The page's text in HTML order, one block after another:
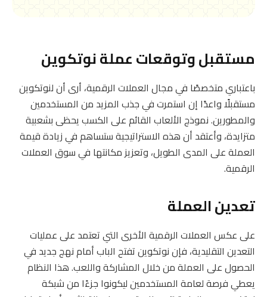
مستقبل وتوقعات عملة نوتكوين
باعتباري متخصصًا في مجال العملات الرقمية، أرى أن لنوتكوين
مستقبلًا واعدًا إن استمرت في جذب المزيد من المستخدمين
والمطورين. نموذج الألعاب القائم على الكسب يحظى بشعبية
متزايدة، وأعتقد أن هذه الاستراتيجية ستساهم في زيادة قيمة
العملة على المدى الطويل، وتعزيز مكانتها في سوق العملات
الرقمية.
تعدين العملة
على عكس العملات الرقمية الأخرى التي تعتمد على عمليات
التعدين التقليدية، فإن نوتكوين تفتح الباب أمام نهج جديد في
الحصول على العملة من خلال المشاركة واللعب. هذا النظام
يعطي فرصة لعامة المستخدمين ليكونوا جزءًا من شبكة